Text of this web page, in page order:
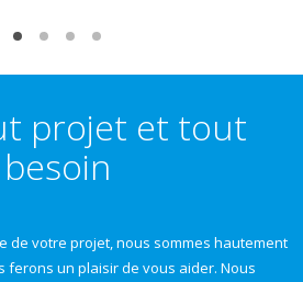
projet et tout
besoin
de votre projet, nous sommes hautement
ferons un plaisir de vous aider. Nous